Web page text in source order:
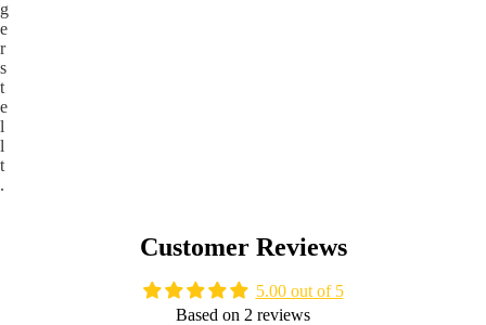
g
e
r
s
t
e
l
l
t
.
Customer Reviews
5.00 out of 5
Based on 2 reviews